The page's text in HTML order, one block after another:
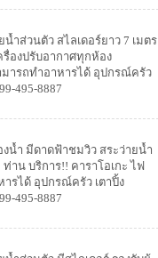
ำส่วนตัว สไลเดอร์ยาว 7 เมตร
รื่องปรับอากาศทุกห้อง
มารถทำอาหารได้ อุปกรณ์ครัว
495-8887
น้ำ มีดาดฟ้าชมวิว สระว่ายน้้ำ
าน บริการ!! คาราโอเกะ ไฟ
ารได้ อุปกรณ์ครัว เตาปิ้ง
495-8887